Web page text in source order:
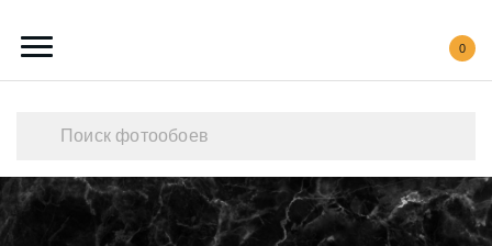
0
Каталог обоев
Наши работы
Создать свои фотообои